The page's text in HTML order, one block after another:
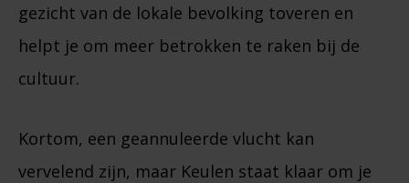
gezicht van de lokale bevolking toveren en
helpt je om meer betrokken te raken bij de
cultuur.
Kortom, een geannuleerde vlucht kan
vervelend zijn, maar Keulen staat klaar om je